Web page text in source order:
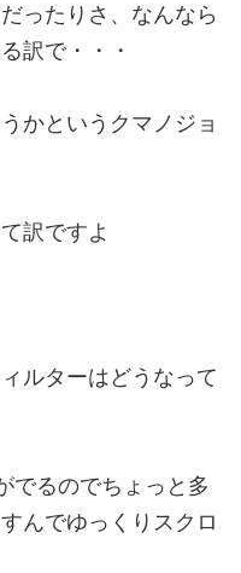
ったりさ、なんなら
訳で・・・
かというクマノジョ
訳ですよ
ルターはどうなって
でるのでちょっと多
んでゆっくりスクロ